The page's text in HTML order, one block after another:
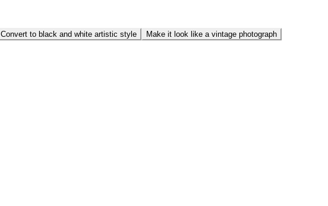
Convert to black and white artistic style Make it look like a vintage photograph